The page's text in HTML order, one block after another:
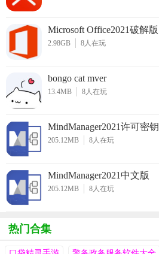
Microsoft Office2021破解版
2.98GB 8人在玩
bongo cat mver
13.4MB 8人在玩
MindManager2021许可密钥
205.12MB 8人在玩
MindManager2021中文版
205.12MB 8人在玩
热门合集